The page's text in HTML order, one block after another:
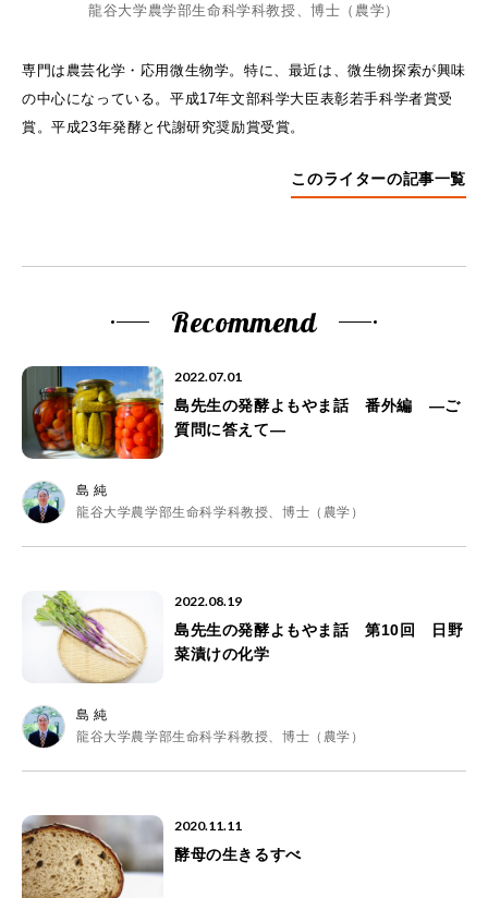
龍谷大学農学部生命科学科教授、博士（農学）
専門は農芸化学・応用微生物学。特に、最近は、微生物探索が興味
の中心になっている。平成17年文部科学大臣表彰若手科学者賞受
賞。平成23年発酵と代謝研究奨励賞受賞。
このライターの記事一覧
Recommend
2022.07.01
島先生の発酵よもやま話 番外編 ―ご
質問に答えて―
島 純
龍谷大学農学部生命科学科教授、博士（農学）
2022.08.19
島先生の発酵よもやま話 第10回 日野
菜漬けの化学
島 純
龍谷大学農学部生命科学科教授、博士（農学）
2020.11.11
酵母の生きるすべ